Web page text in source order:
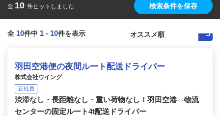
全 10 件ヒットしました 検索条件を保存
全 10件中 1 - 10件を表示
羽田空港便の夜間ルート配送ドライバー
株式会社ウイング
正社員
渋滞なし・長距離なし・重い荷物なし！羽田空港⇔物流
センターの固定ルート4t配送ドライバー